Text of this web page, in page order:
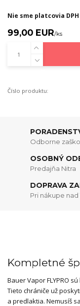
Nie sme platcovia DPH
99,00 EUR/ks
Číslo produktu:
Odborne
OSOBNÝ
Predajňa Nitra
DOPRAVA
Pri nákupe nad
Kompletné
Bauer Vapor FLYPRO
Tieto chrániče už
a predlaktia. Nemusíš